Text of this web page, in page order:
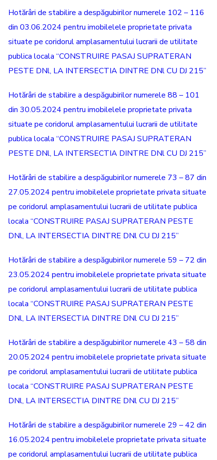
Hotărâri de stabilire a despăgubirilor numerele 102 – 116
din 03.06.2024 pentru imobilelele proprietate privata
situate pe coridorul amplasamentului lucrarii de utilitate
publica locala “CONSTRUIRE PASAJ SUPRATERAN
PESTE DNl, LA INTERSECTIA DINTRE DNl CU DJ 215”
Hotărâri de stabilire a despăgubirilor numerele 88 – 101
din 30.05.2024 pentru imobilelele proprietate privata
situate pe coridorul amplasamentului lucrarii de utilitate
publica locala “CONSTRUIRE PASAJ SUPRATERAN
PESTE DNl, LA INTERSECTIA DINTRE DNl CU DJ 215”
Hotărâri de stabilire a despăgubirilor numerele 73 – 87 din
27.05.2024 pentru imobilelele proprietate privata situate
pe coridorul amplasamentului lucrarii de utilitate publica
locala “CONSTRUIRE PASAJ SUPRATERAN PESTE
DNl, LA INTERSECTIA DINTRE DNl CU DJ 215”
Hotărâri de stabilire a despăgubirilor numerele 59 – 72 din
23.05.2024 pentru imobilelele proprietate privata situate
pe coridorul amplasamentului lucrarii de utilitate publica
locala “CONSTRUIRE PASAJ SUPRATERAN PESTE
DNl, LA INTERSECTIA DINTRE DNl CU DJ 215”
Hotărâri de stabilire a despăgubirilor numerele 43 – 58 din
20.05.2024 pentru imobilelele proprietate privata situate
pe coridorul amplasamentului lucrarii de utilitate publica
locala “CONSTRUIRE PASAJ SUPRATERAN PESTE
DNl, LA INTERSECTIA DINTRE DNl CU DJ 215”
Hotărâri de stabilire a despăgubirilor numerele 29 – 42 din
16.05.2024 pentru imobilelele proprietate privata situate
pe coridorul amplasamentului lucrarii de utilitate publica